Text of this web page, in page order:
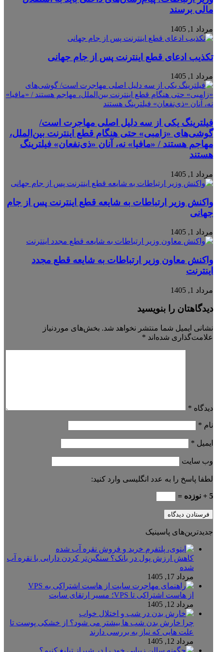
مالی برسند
مرداد 1, 1405
تکذیب ادعای قطع اینترنت پس از جام جهانی
مرداد 1, 1405
فیلترینگ یکی از سه دلیل اصلی مهاجرت است/
گوشی‌های «زامبی» حتی هنگام قطع اینترنت بین‌الملل،
مهاجم هستند / «مافیا» نه، آنان «ذی‌نفعان» فیلترینگ
هستند
مرداد 1, 1405
واکنش وزیر ارتباطات به شایعه قطع اینترنت پس از جام
جهانی
مرداد 1, 1405
واکنش معاون وزیر ارتباطات به شایعه قطع مجدد
اینترنت
مرداد 1, 1405
دیدگاهتان را بنویسید
نشانی ایمیل شما منتشر نخواهد شد. بخش‌های موردنیاز
علامت‌گذاری شده‌اند *
دیدگاه *
نام *
ایمیل *
وب‌ سایت
لطفا پاسخ را به عدد انگلیسی وارد کنید:
5 + نوزده =
جدیدترین‌های پاسینیک
کاهش ارزش پول در بانک؟ سنگین‌تر کردن دارایی با نقره آب
شده
مرداد 17, 1405
از هاست اشتراکی تا VPS؛ مسیر ارتقای سایت
مرداد 12, 1405
چرا خارش بدن شب ها بیشتر می شود؟ از خشکی پوست تا
علت هایی که نیاز به بررسی دارند
مرداد 12, 1405